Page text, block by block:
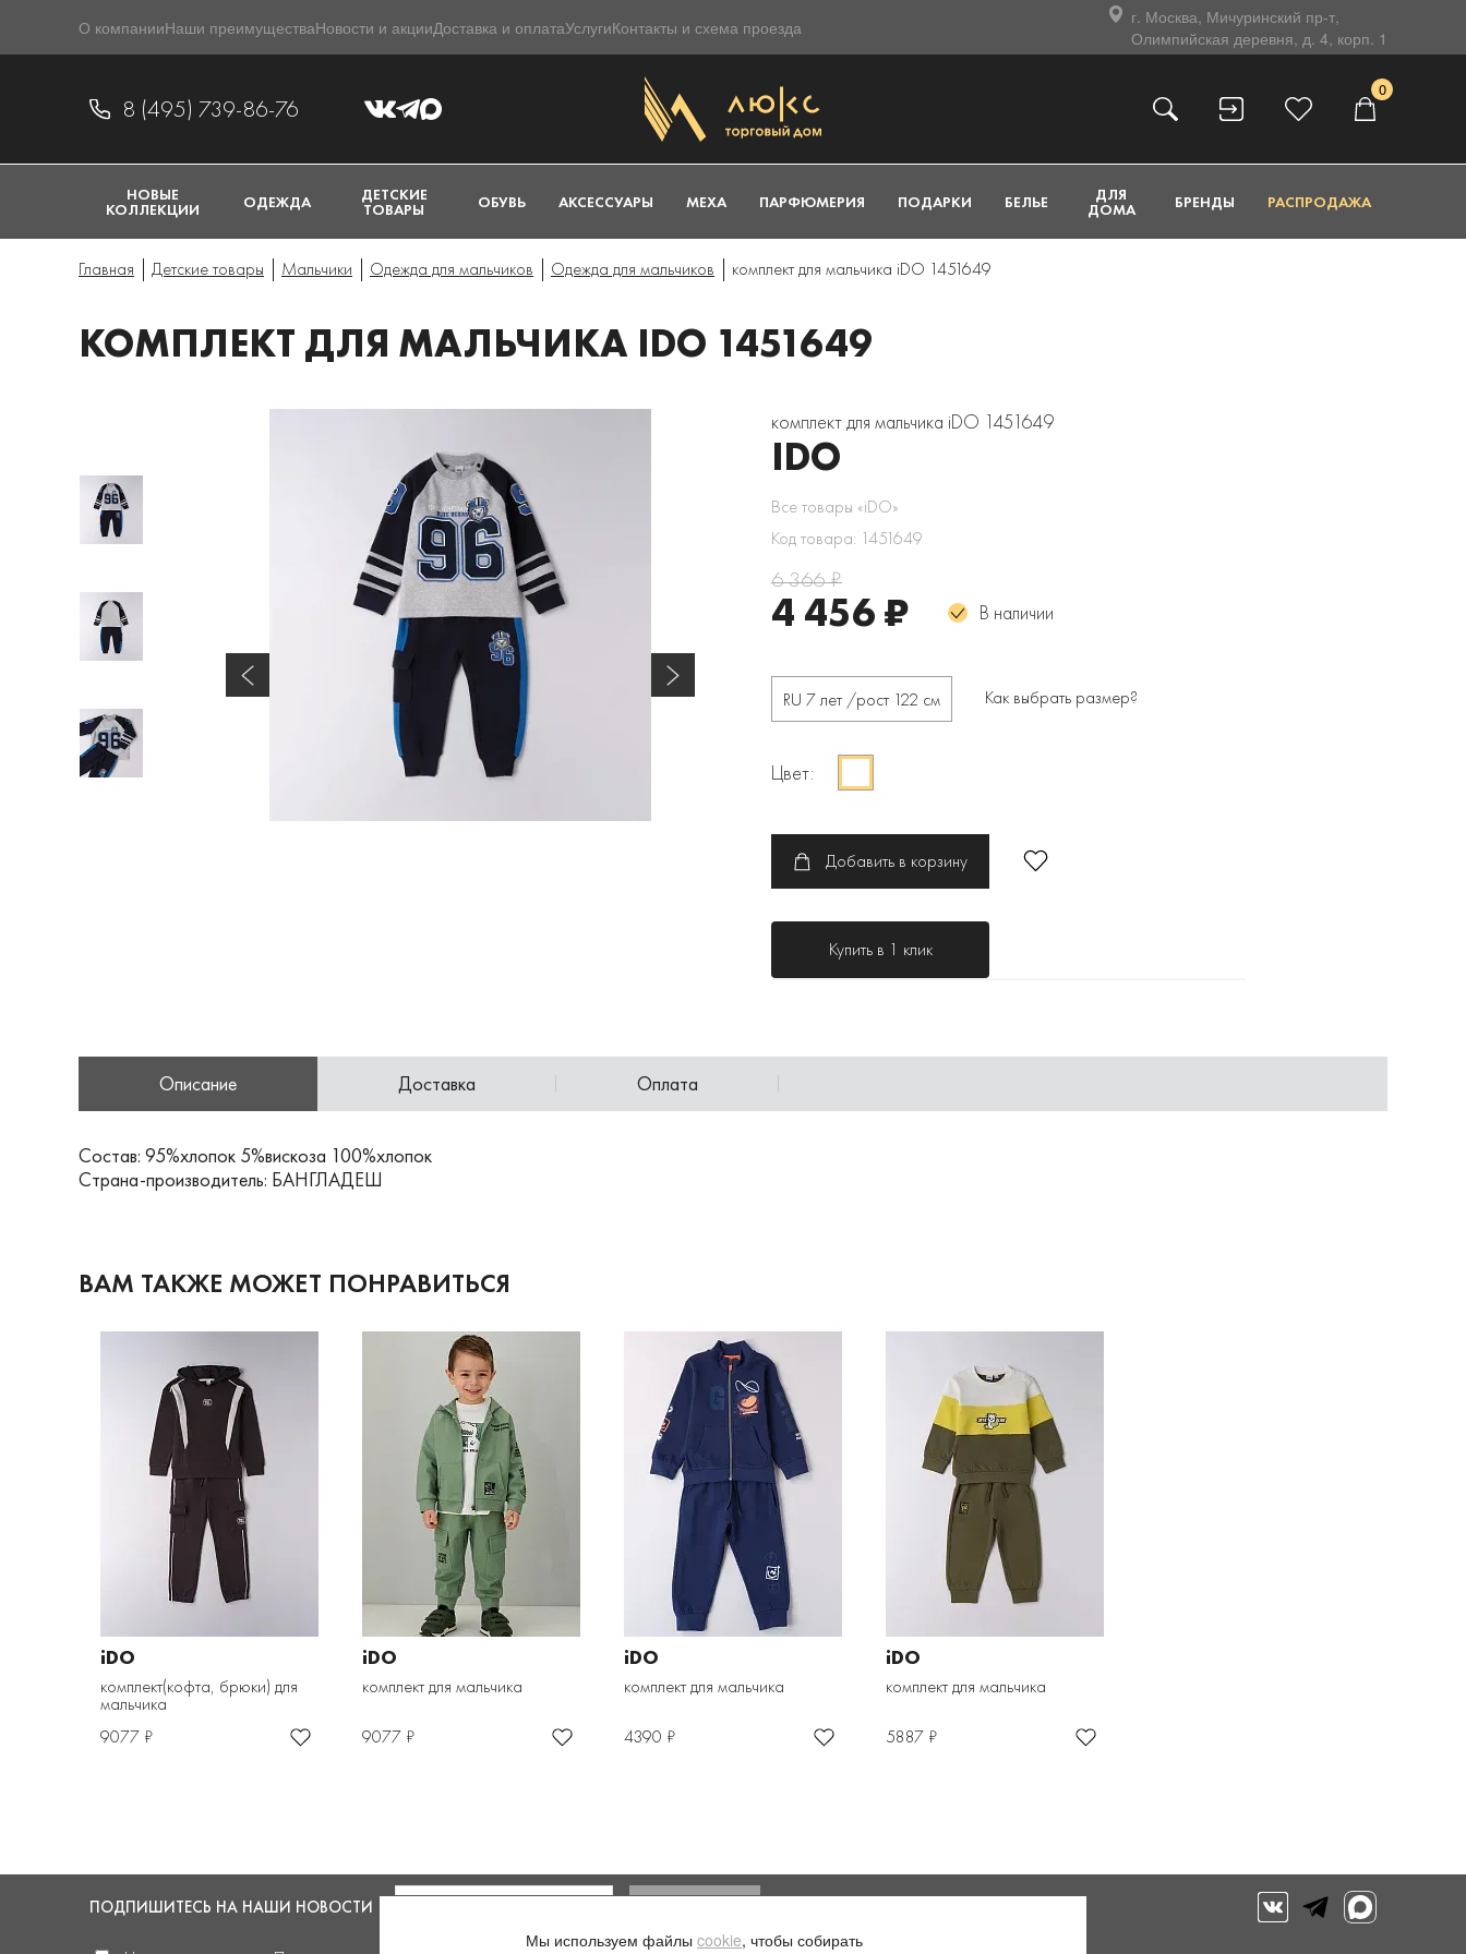
О компанииНаши преимуществаНовости и акцииДоставка и оплатаУслугиКонтакты и схема проезда
г. Москва, Мичуринский пр-т,
Олимпийская деревня, д. 4, корп. 1
8 (495) 739-86-76
0
НОВЫЕ
КОЛЛЕКЦИИ ОДЕЖДА ДЕТСКИЕ
ТОВАРЫ ОБУВЬ АКСЕССУАРЫ МЕХА ПАРФЮМЕРИЯ ПОДАРКИ БЕЛЬЕ ДЛЯ
ДОМА БРЕНДЫ РАСПРОДАЖА
Главная Детские товары Мальчики Одежда для мальчиков Одежда для мальчиков комплект для мальчика iDO 1451649
КОМПЛЕКТ ДЛЯ МАЛЬЧИКА IDO 1451649
комплект для мальчика iDO 1451649
IDO
Все товары «iDO»
Код товара: 1451649
6 366 ₽
4 456 ₽ В наличии
RU 7 лет /рост 122 см Как выбрать размер?
Цвет:
Добавить в корзину
Купить в 1 клик
Описание Доставка Оплата
Состав: 95%хлопок 5%вискоза 100%хлопок
Страна-производитель: БАНГЛАДЕШ
ВАМ ТАКЖЕ МОЖЕТ ПОНРАВИТЬСЯ
iDO
комплект(кофта, брюки) для
мальчика
9077 ₽
iDO
комплект для мальчика
9077 ₽
iDO
комплект для мальчика
4390 ₽
iDO
комплект для мальчика
5887 ₽
ПОДПИШИТЕСЬ НА НАШИ НОВОСТИ
Мы используем файлы cookie, чтобы собирать